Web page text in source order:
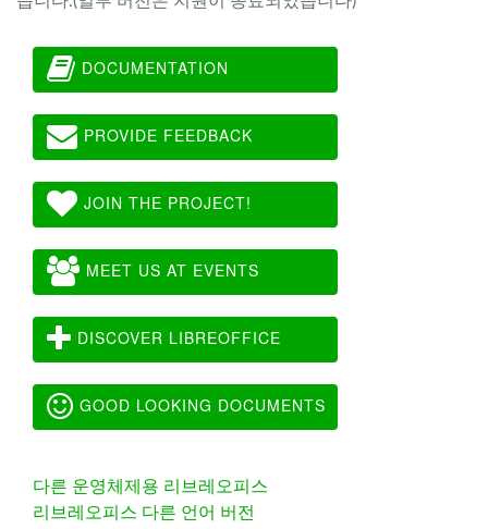
DOCUMENTATION
PROVIDE FEEDBACK
JOIN THE PROJECT!
MEET US AT EVENTS
DISCOVER LIBREOFFICE
GOOD LOOKING DOCUMENTS
다른 운영체제용 리브레오피스
리브레오피스 다른 언어 버전